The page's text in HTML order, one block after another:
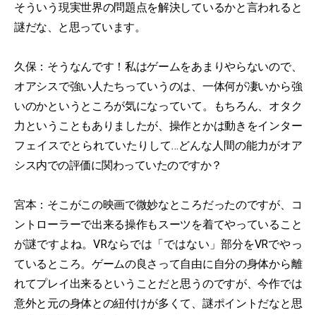
そういう現実世界の問題点を解決しているかと言われると
謎だな、と思っています。
久保：そうなんです！私はゲームをあまりやらないので、
オアシスで強い人たちっていうのは、一体何が凄いから強
いのかというところが気になっていて。もちろん、オタク
力ということもありましたが、操作とかは動きをインター
フェイスでとられていたりして…どんな人間の能力がオア
シス内での評価に関わっていたのですか？
宮本：そこがこの映画で微妙なところだったのですが、コ
ントローラーで出来る操作もスーツを着てやっていること
が謎ですよね。VRならでは「ではない」部分をVRでやっ
ているところ。ゲームの良さって自由に自分の身体から離
れてプレイ出来るということだと思うのですが、今作では
意外と元の身体との紐付けが多くて、謎ポイントだなと思